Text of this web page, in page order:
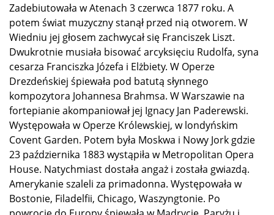
Zadebiutowała w Atenach 3 czerwca 1877 roku. A
potem świat muzyczny stanął przed nią otworem. W
Wiedniu jej głosem zachwycał się Franciszek Liszt.
Dwukrotnie musiała bisować arcyksięciu Rudolfa, syna
cesarza Franciszka Józefa i Elżbiety. W Operze
Drezdeńskiej śpiewała pod batutą słynnego
kompozytora Johannesa Brahmsa. W Warszawie na
fortepianie akompaniował jej Ignacy Jan Paderewski.
Występowała w Operze Królewskiej, w londyńskim
Covent Garden. Potem była Moskwa i Nowy Jork gdzie
23 października 1883 wystąpiła w Metropolitan Opera
House. Natychmiast dostała angaż i została gwiazdą.
Amerykanie szaleli za primadonna. Występowała w
Bostonie, Filadelfii, Chicago, Waszyngtonie. Po